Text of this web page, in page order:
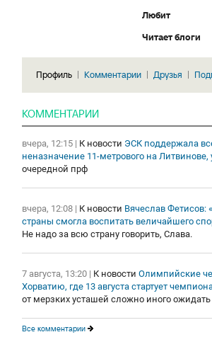
Любит
Читает блоги
Профиль Комментарии Друзья
КОММЕНТАРИИ
вчера, 12:15 | К новости ЭСК поддержала
неназначение 11-метрового на
очередной прф
вчера, 12:08 | К новости Вячеслав Фетисов:
страны смогла воспитать величайшего
Не надо за всю страну говорить, Слава.
7 августа, 13:20 | К новости Олимпийские
Хорватию, где 13 августа стартует
от мерзких усташей сложно иного ожидать
Все комментарии